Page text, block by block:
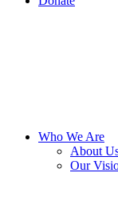
Who We Are
About
Our